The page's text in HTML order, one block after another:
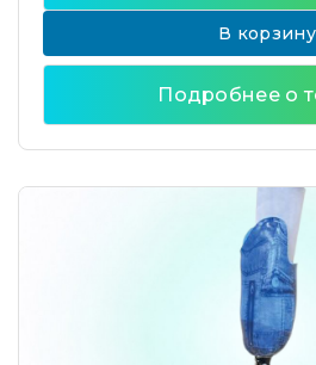
В корзину
Подробнее о